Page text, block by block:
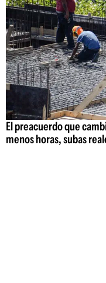
El preacuerdo que
menos horas, subas